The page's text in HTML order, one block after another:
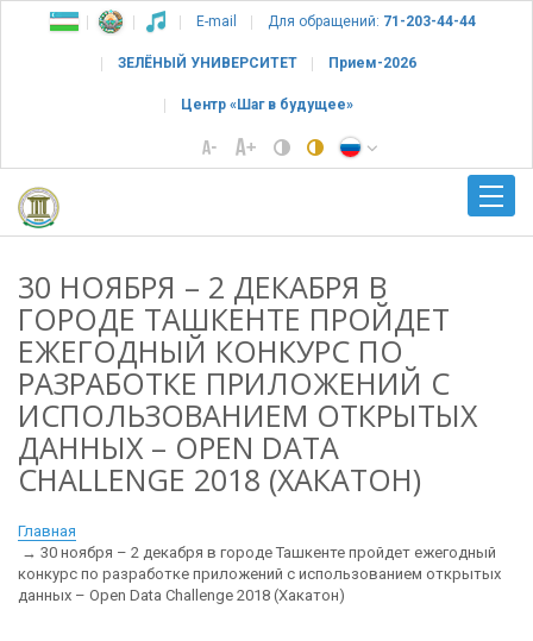
E-mail Для обращений: 71-203-44-44
ЗЕЛЁНЫЙ УНИВЕРСИТЕТ Прием-2026
Центр «Шаг в будущее»
30 НОЯБРЯ – 2 ДЕКАБРЯ В
ГОРОДЕ ТАШКЕНТЕ ПРОЙДЕТ
ЕЖЕГОДНЫЙ КОНКУРС ПО
РАЗРАБОТКЕ ПРИЛОЖЕНИЙ С
ИСПОЛЬЗОВАНИЕМ ОТКРЫТЫХ
ДАННЫХ – OPEN DATA
CHALLENGE 2018 (ХАКАТОН)
Главная
30 ноября – 2 декабря в городе Ташкенте пройдет ежегодный
конкурс по разработке приложений с использованием открытых
данных – Open Data Challenge 2018 (Хакатон)